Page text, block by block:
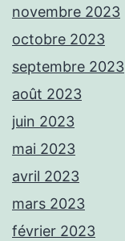
novembre 2023
octobre 2023
septembre 2023
août 2023
juin 2023
mai 2023
avril 2023
mars 2023
février 2023